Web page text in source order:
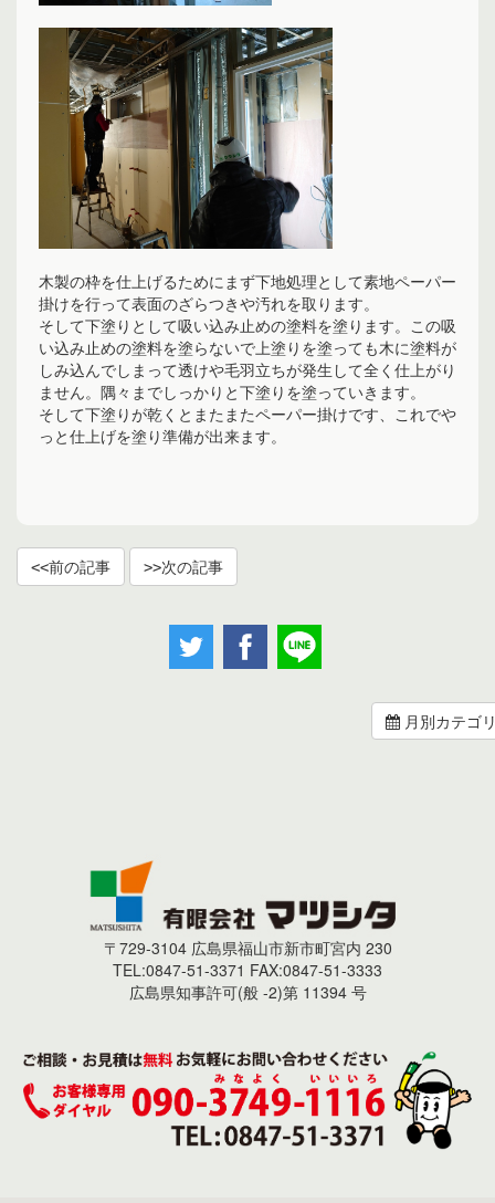
木製の枠を仕上げるためにまず下地処理として素地ペーパー
掛けを行って表面のざらつきや汚れを取ります。
そして下塗りとして吸い込み止めの塗料を塗ります。この吸
い込み止めの塗料を塗らないで上塗りを塗っても木に塗料が
しみ込んでしまって透けや毛羽立ちが発生して全く仕上がり
ません。隅々までしっかりと下塗りを塗っていきます。
そして下塗りが乾くとまたまたペーパー掛けです、これでや
っと仕上げを塗り準備が出来ます。
前の記事 次の記事
月別カテゴ
〒729-3104 広島県福山市新市町宮内 230
TEL:0847-51-3371 FAX:0847-51-3333
広島県知事許可(般 -2)第 11394 号